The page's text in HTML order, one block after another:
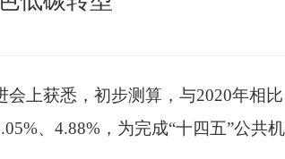
上获悉，初步测算，与2020年相
、4.88%，为完成“十四五”公共